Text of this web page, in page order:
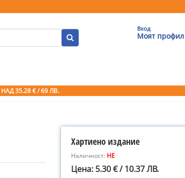
Вход
Моят профил
НАД 35.28 € / 69 ЛВ.
Хартиено издание
Наличност: НЕ
Цена: 5.30 € / 10.37 ЛВ.